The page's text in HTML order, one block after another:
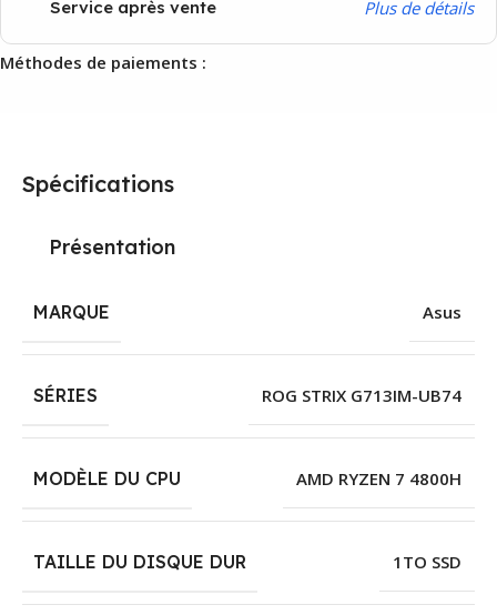
Service après vente Plus de détails
Méthodes de paiements :
Spécifications
Présentation
MARQUE Asus
SÉRIES ROG STRIX G713IM-UB74
MODÈLE DU CPU AMD RYZEN 7 4800H
TAILLE DU DISQUE DUR 1TO SSD